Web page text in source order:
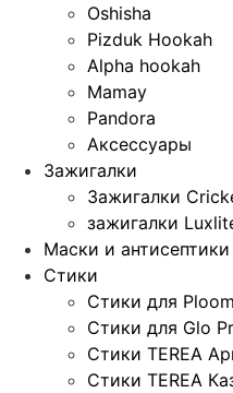
Oshisha
Pizduk Hookah
Alpha hookah
Mamay
Pandora
Аксессуары
Зажигалки
Зажигалки
зажигалки
Маски и антисептики
Стики
Стики для
Стики для Glo
Стики TEREA
Стики TEREA